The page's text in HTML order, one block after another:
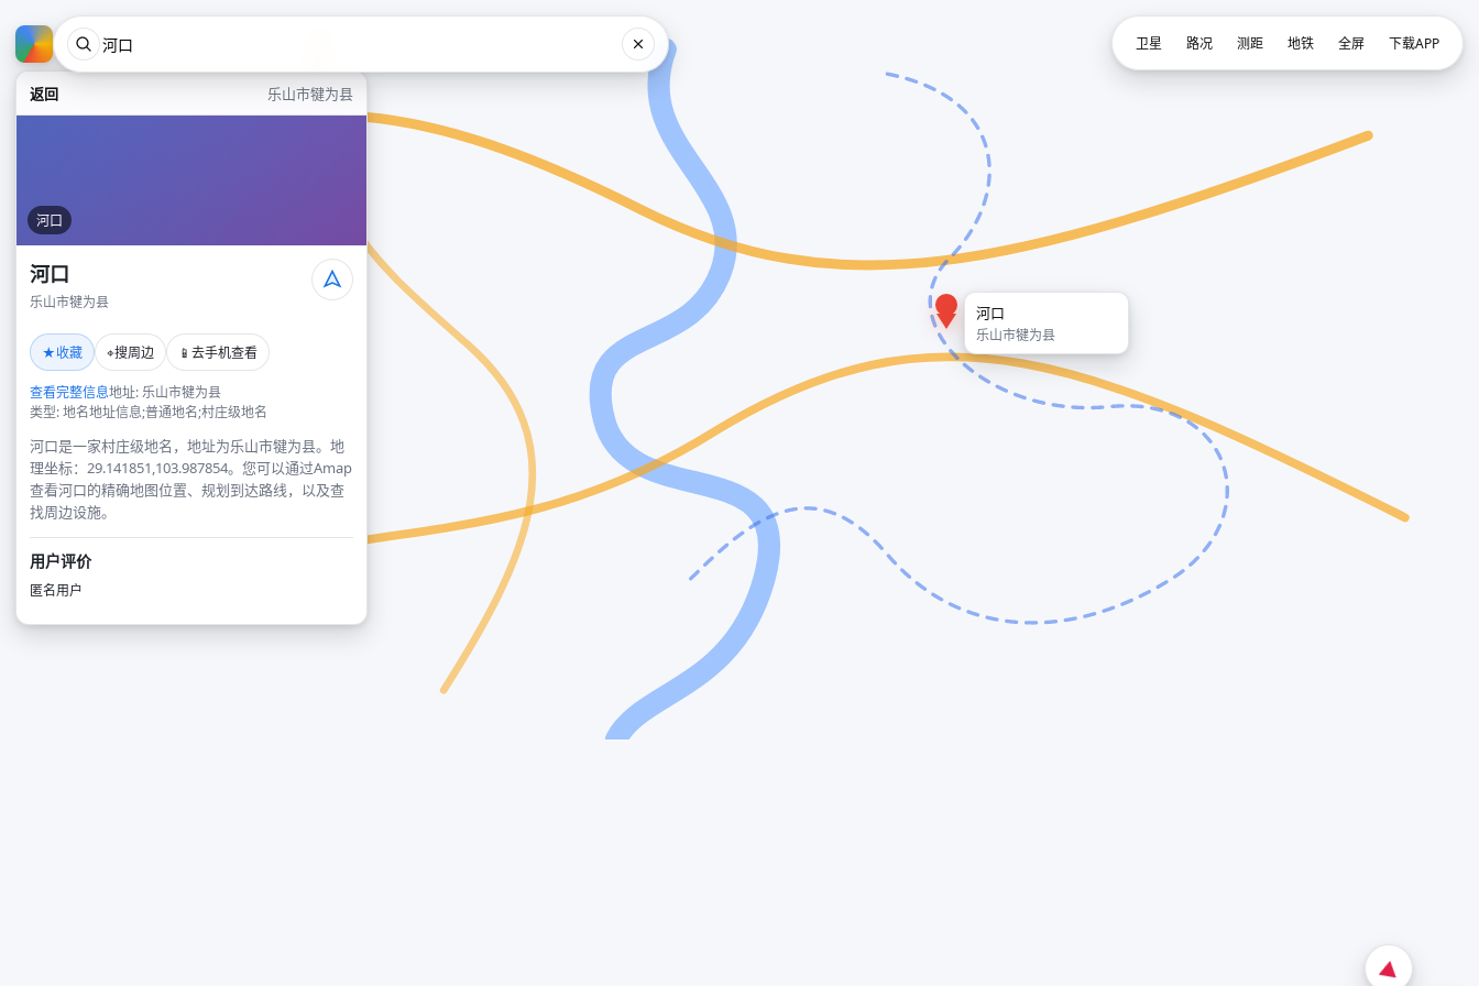
返回 乐山市犍为县
河口
河口
乐山市犍为县
★收藏 ⌖搜周边 📱 去手机查看
查看完整信息地址: 乐山市犍为县
类型: 地名地址信息;普通地名;村庄级地名
河口是一家村庄级地名，地址为乐山市犍为县。地
理坐标：29.141851,103.987854。您可以通过Amap
查看河口的精确地图位置、规划到达路线，以及查
找周边设施。
用户评价
匿名用户
河口
乐山市犍为县
卫星 路况 测距 地铁 全屏 下载APP